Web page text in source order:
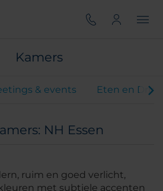
Kamers
& events Eten en
NH Essen
ruim en goed verlicht,
met subtiele accenten